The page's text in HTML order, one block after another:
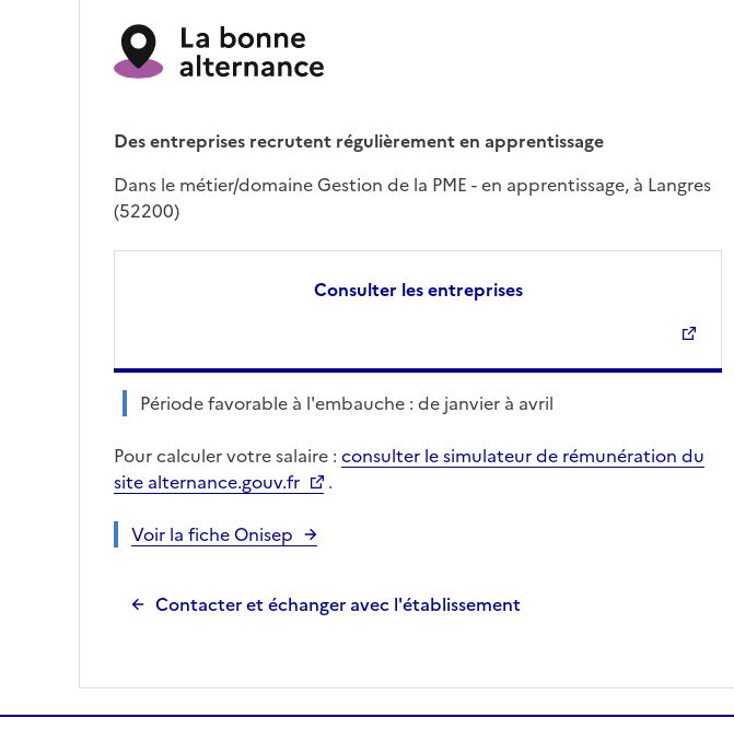
Des entreprises recrutent régulièrement en apprentissage
Dans le métier/domaine Gestion de la PME - en apprentissage, à Langres
(52200)
Consulter les entreprises
Période favorable à l'embauche : de janvier à avril
Pour calculer votre salaire : consulter le simulateur de rémunération du
site alternance.gouv.fr
.
Voir la fiche Onisep
Contacter et échanger avec l'établissement